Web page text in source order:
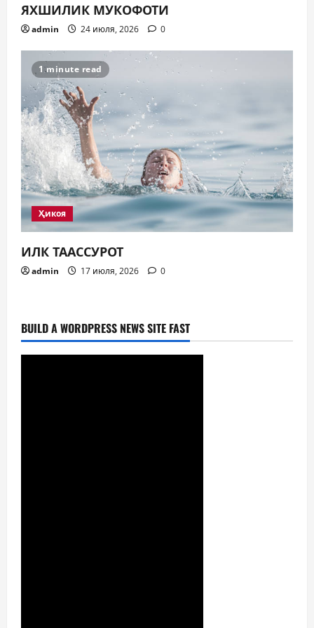
ЯХШИЛИК МУКОФОТИ
admin 24 июля, 2026 0
1 minute read
Ҳикоя
ИЛК ТААССУРОТ
admin 17 июля, 2026 0
BUILD A WORDPRESS NEWS SITE FAST